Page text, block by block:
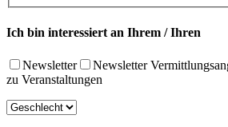
Ich bin interessiert an Ihrem / Ihren
Newsletter Newsletter
zu Veranstaltungen